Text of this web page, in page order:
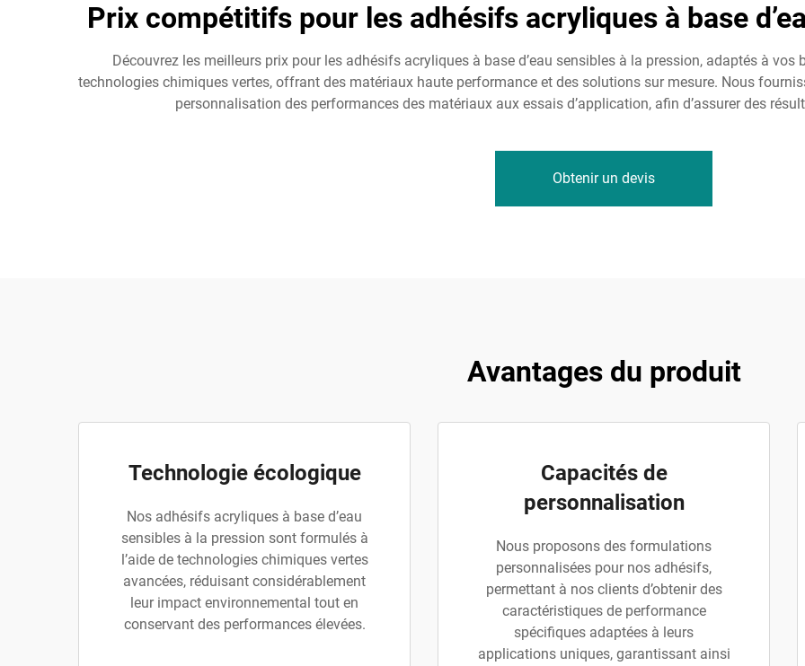
Prix compétitifs pour les adhésifs acryliques à base
Découvrez les meilleurs prix pour les adhésifs acryliques à base d’eau sensibles à la pression, adaptés à vos
technologies chimiques vertes, offrant des matériaux haute performance et des solutions sur mesure. Nous
personnalisation des performances des matériaux aux essais d’application, afin d’assurer des
Obtenir un devis
Avantages du produit
Technologie écologique
Nos adhésifs acryliques à base d’eau
sensibles à la pression sont formulés à
l’aide de technologies chimiques vertes
avancées, réduisant considérablement
leur impact environnemental tout en
conservant des performances élevées.
Capacités de
personnalisation
Nous proposons des formulations
personnalisées pour nos adhésifs,
permettant à nos clients d’obtenir des
caractéristiques de performance
spécifiques adaptées à leurs
applications uniques, garantissant ainsi